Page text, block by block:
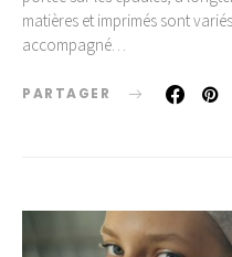
matières et imprimés sont
accompagné…
PARTAGER